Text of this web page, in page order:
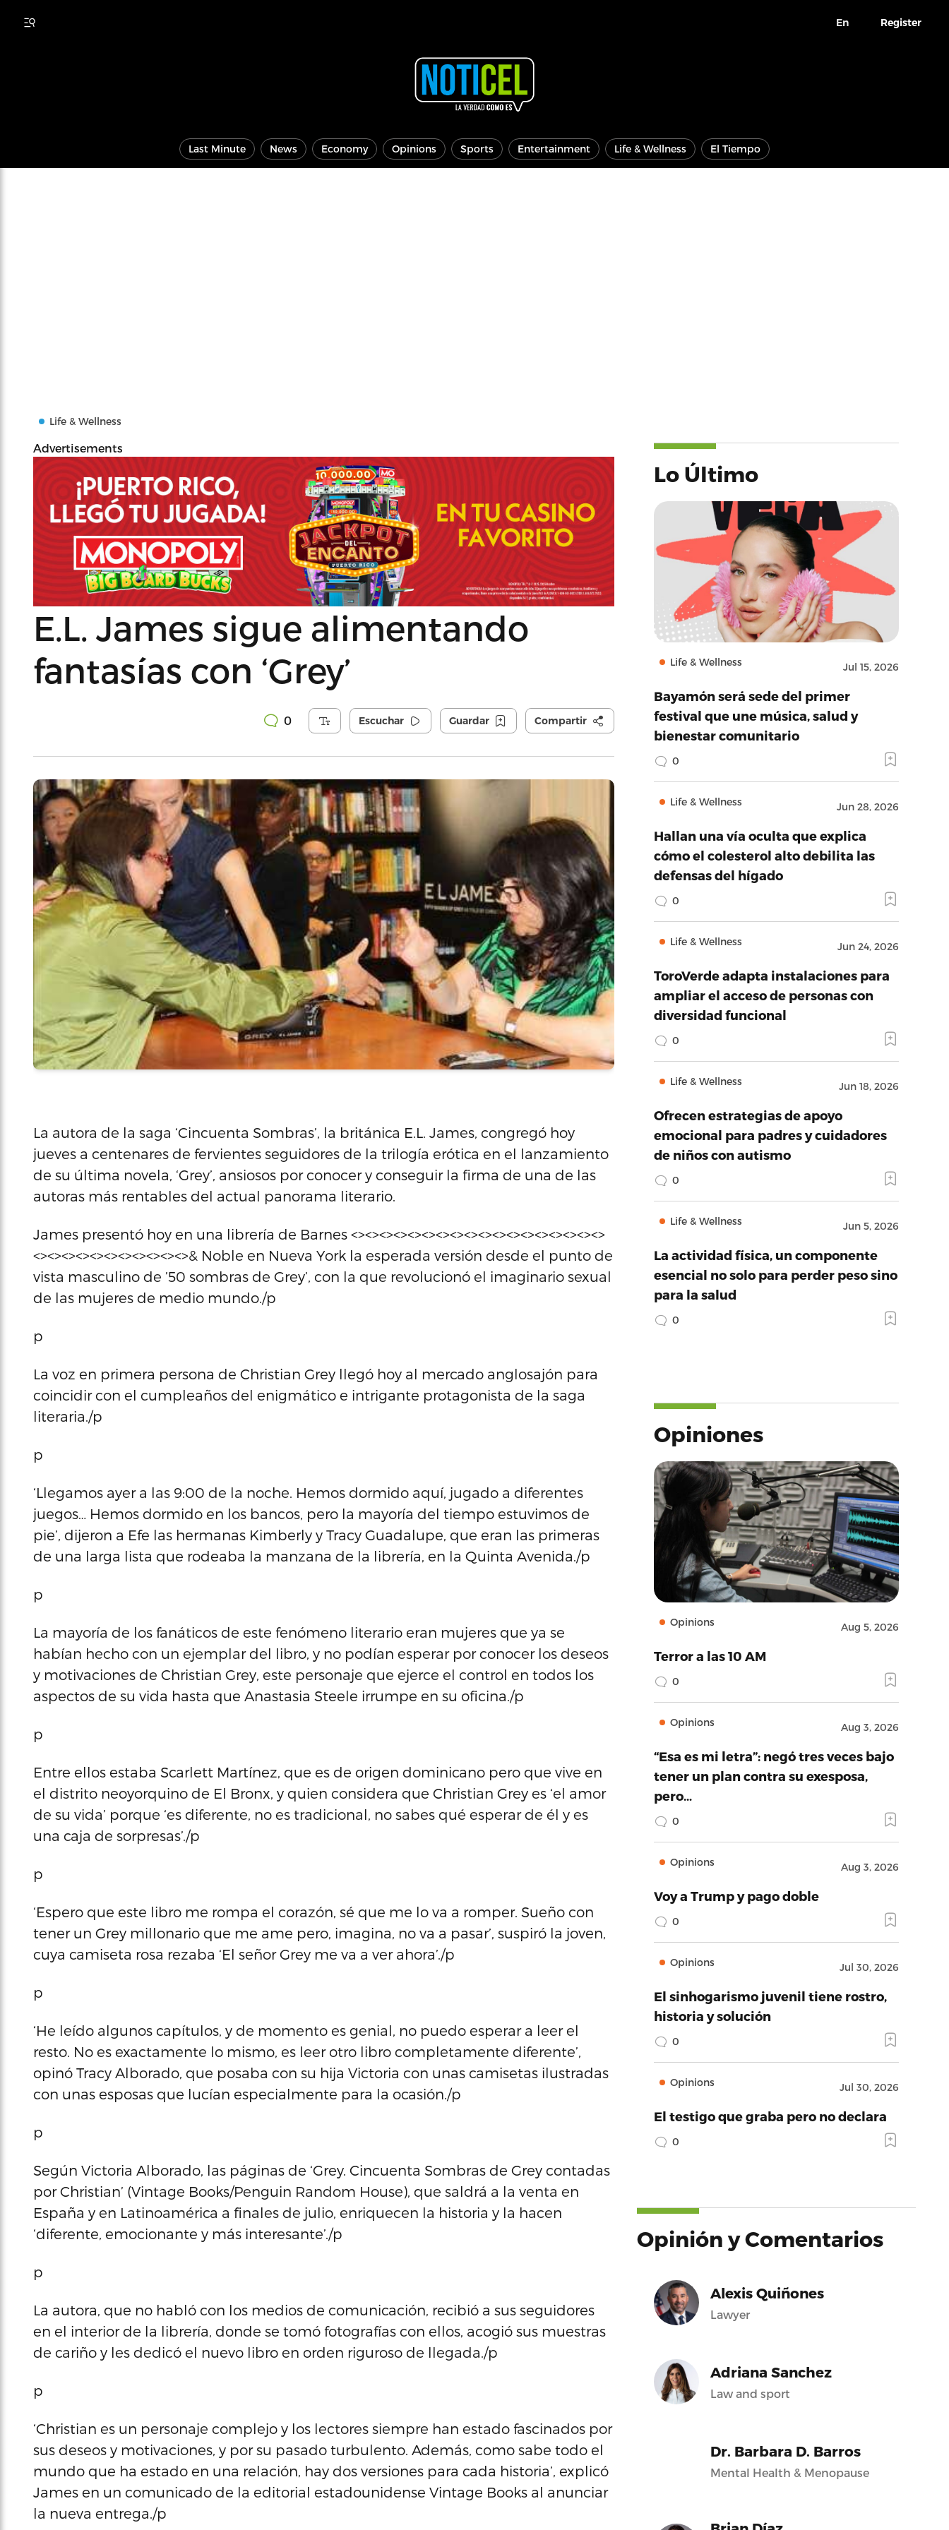
En Register
Last Minute News Economy Opinions Sports Entertainment Life & Wellness El Tiempo
Life & Wellness
Advertisements
E.L. James sigue alimentando
fantasías con ‘Grey’
0 Escuchar Guardar Compartir
La autora de la saga ‘Cincuenta Sombras’, la británica E.L. James, congregó hoy
jueves a centenares de fervientes seguidores de la trilogía erótica en el lanzamiento
de su última novela, ‘Grey’, ansiosos por conocer y conseguir la firma de una de las
autoras más rentables del actual panorama literario.
James presentó hoy en una librería de Barnes <><><><><><><><><><><><><><><><><><>
<><><><><><><><><><><>& Noble en Nueva York la esperada versión desde el punto de
vista masculino de ’50 sombras de Grey’, con la que revolucionó el imaginario sexual
de las mujeres de medio mundo./p
p
La voz en primera persona de Christian Grey llegó hoy al mercado anglosajón para
coincidir con el cumpleaños del enigmático e intrigante protagonista de la saga
literaria./p
p
‘Llegamos ayer a las 9:00 de la noche. Hemos dormido aquí, jugado a diferentes
juegos… Hemos dormido en los bancos, pero la mayoría del tiempo estuvimos de
pie’, dijeron a Efe las hermanas Kimberly y Tracy Guadalupe, que eran las primeras
de una larga lista que rodeaba la manzana de la librería, en la Quinta Avenida./p
p
La mayoría de los fanáticos de este fenómeno literario eran mujeres que ya se
habían hecho con un ejemplar del libro, y no podían esperar por conocer los deseos
y motivaciones de Christian Grey, este personaje que ejerce el control en todos los
aspectos de su vida hasta que Anastasia Steele irrumpe en su oficina./p
p
Entre ellos estaba Scarlett Martínez, que es de origen dominicano pero que vive en
el distrito neoyorquino de El Bronx, y quien considera que Christian Grey es ‘el amor
de su vida’ porque ‘es diferente, no es tradicional, no sabes qué esperar de él y es
una caja de sorpresas’./p
p
‘Espero que este libro me rompa el corazón, sé que me lo va a romper. Sueño con
tener un Grey millonario que me ame pero, imagina, no va a pasar’, suspiró la joven,
cuya camiseta rosa rezaba ‘El señor Grey me va a ver ahora’./p
p
‘He leído algunos capítulos, y de momento es genial, no puedo esperar a leer el
resto. No es exactamente lo mismo, es leer otro libro completamente diferente’,
opinó Tracy Alborado, que posaba con su hija Victoria con unas camisetas ilustradas
con unas esposas que lucían especialmente para la ocasión./p
p
Según Victoria Alborado, las páginas de ‘Grey. Cincuenta Sombras de Grey contadas
por Christian’ (Vintage Books/Penguin Random House), que saldrá a la venta en
España y en Latinoamérica a finales de julio, enriquecen la historia y la hacen
‘diferente, emocionante y más interesante’./p
p
La autora, que no habló con los medios de comunicación, recibió a sus seguidores
en el interior de la librería, donde se tomó fotografías con ellos, acogió sus muestras
de cariño y les dedicó el nuevo libro en orden riguroso de llegada./p
p
‘Christian es un personaje complejo y los lectores siempre han estado fascinados por
sus deseos y motivaciones, y por su pasado turbulento. Además, como sabe todo el
mundo que ha estado en una relación, hay dos versiones para cada historia’, explicó
James en un comunicado de la editorial estadounidense Vintage Books al anunciar
la nueva entrega./p
Lo Último
Life & Wellness Jul 15, 2026
Bayamón será sede del primer
festival que une música, salud y
bienestar comunitario
0
Life & Wellness Jun 28, 2026
Hallan una vía oculta que explica
cómo el colesterol alto debilita las
defensas del hígado
0
Life & Wellness Jun 24, 2026
ToroVerde adapta instalaciones para
ampliar el acceso de personas con
diversidad funcional
0
Life & Wellness Jun 18, 2026
Ofrecen estrategias de apoyo
emocional para padres y cuidadores
de niños con autismo
0
Life & Wellness Jun 5, 2026
La actividad física, un componente
esencial no solo para perder peso sino
para la salud
0
Opiniones
Opinions Aug 5, 2026
Terror a las 10 AM
0
Opinions Aug 3, 2026
“Esa es mi letra”: negó tres veces bajo
tener un plan contra su exesposa,
pero…
0
Opinions Aug 3, 2026
Voy a Trump y pago doble
0
Opinions Jul 30, 2026
El sinhogarismo juvenil tiene rostro,
historia y solución
0
Opinions Jul 30, 2026
El testigo que graba pero no declara
0
Opinión y Comentarios
Alexis Quiñones
Lawyer
Adriana Sanchez
Law and sport
Dr. Barbara D. Barros
Mental Health & Menopause